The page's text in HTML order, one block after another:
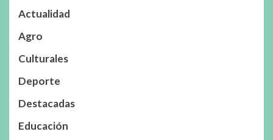
Actualidad
Agro
Culturales
Deporte
Destacadas
Educación